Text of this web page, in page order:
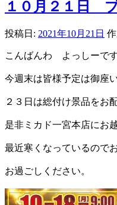
１０月２１日
投稿日: 2021年10月21日
こんばんわ よっしーです
今週末は皆様予定は御座
２３日は総付け景品をお
是非ミカド一宮本店にお
最近寒くなっているので
お過ごしください。